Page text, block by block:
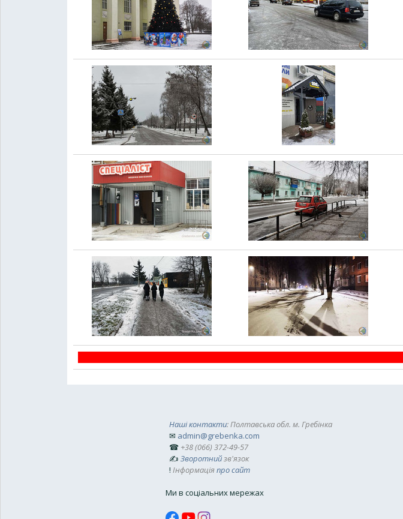
Наші контакти: Полтавська обл. м. Гребінка
✉ admin@grebenka.com
☎ +38 (066) 372-49-57
✍ Зворотнийзв'язок
! Інформаціяпро сайт
Ми в соціальних мережах